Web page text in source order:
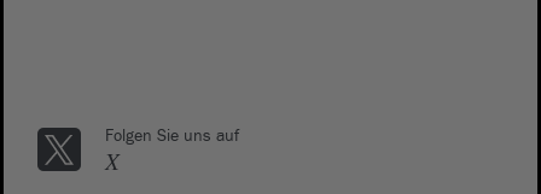
Folgen Sie uns auf
X